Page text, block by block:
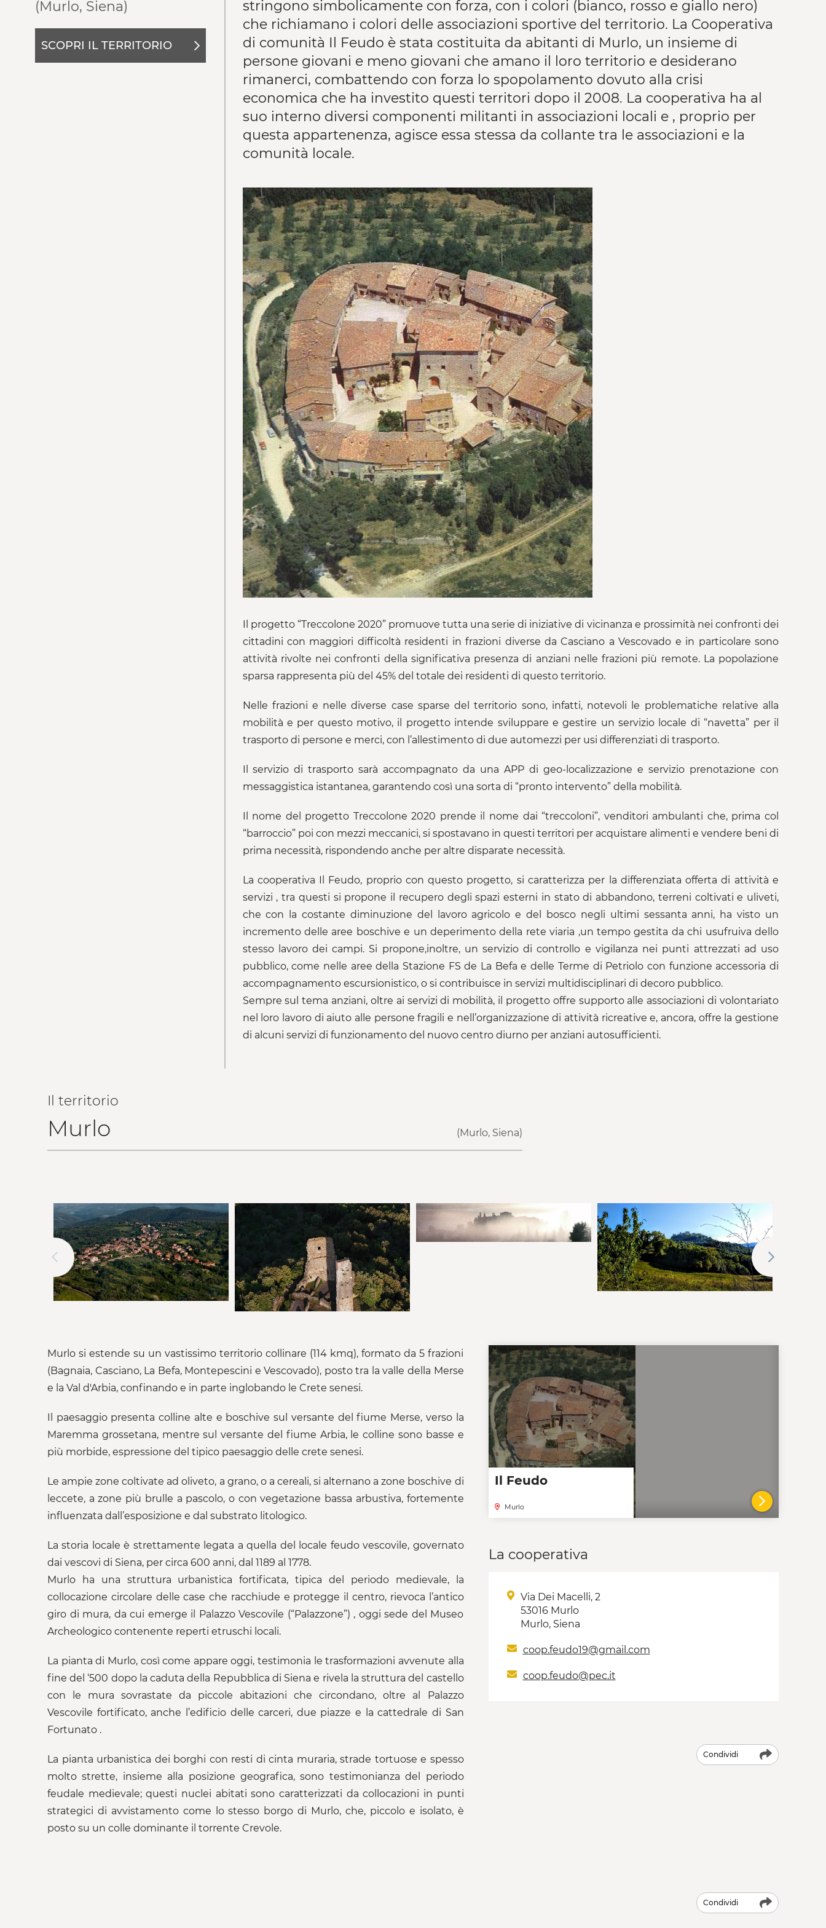
(Murlo, Siena)
SCOPRI IL TERRITORIO
stringono simbolicamente con forza, con i colori (bianco, rosso e giallo nero)
che richiamano i colori delle associazioni sportive del territorio. La Cooperativa
di comunità Il Feudo è stata costituita da abitanti di Murlo, un insieme di
persone giovani e meno giovani che amano il loro territorio e desiderano
rimanerci, combattendo con forza lo spopolamento dovuto alla crisi
economica che ha investito questi territori dopo il 2008. La cooperativa ha al
suo interno diversi componenti militanti in associazioni locali e , proprio per
questa appartenenza, agisce essa stessa da collante tra le associazioni e la
comunità locale.
Il progetto “Treccolone 2020” promuove tutta una serie di iniziative di vicinanza e prossimità nei confronti dei
cittadini con maggiori difficoltà residenti in frazioni diverse da Casciano a Vescovado e in particolare sono
attività rivolte nei confronti della significativa presenza di anziani nelle frazioni più remote. La popolazione
sparsa rappresenta più del 45% del totale dei residenti di questo territorio.
Nelle frazioni e nelle diverse case sparse del territorio sono, infatti, notevoli le problematiche relative alla
mobilità e per questo motivo, il progetto intende sviluppare e gestire un servizio locale di “navetta” per il
trasporto di persone e merci, con l’allestimento di due automezzi per usi differenziati di trasporto.
Il servizio di trasporto sarà accompagnato da una APP di geo-localizzazione e servizio prenotazione con
messaggistica istantanea, garantendo così una sorta di “pronto intervento” della mobilità.
Il nome del progetto Treccolone 2020 prende il nome dai “treccoloni”, venditori ambulanti che, prima col
“barroccio” poi con mezzi meccanici, si spostavano in questi territori per acquistare alimenti e vendere beni di
prima necessità, rispondendo anche per altre disparate necessità.
La cooperativa Il Feudo, proprio con questo progetto, si caratterizza per la differenziata offerta di attività e
servizi , tra questi si propone il recupero degli spazi esterni in stato di abbandono, terreni coltivati e uliveti,
che con la costante diminuzione del lavoro agricolo e del bosco negli ultimi sessanta anni, ha visto un
incremento delle aree boschive e un deperimento della rete viaria ,un tempo gestita da chi usufruiva dello
stesso lavoro dei campi. Si propone,inoltre, un servizio di controllo e vigilanza nei punti attrezzati ad uso
pubblico, come nelle aree della Stazione FS de La Befa e delle Terme di Petriolo con funzione accessoria di
accompagnamento escursionistico, o si contribuisce in servizi multidisciplinari di decoro pubblico.
Sempre sul tema anziani, oltre ai servizi di mobilità, il progetto offre supporto alle associazioni di volontariato
nel loro lavoro di aiuto alle persone fragili e nell’organizzazione di attività ricreative e, ancora, offre la gestione
di alcuni servizi di funzionamento del nuovo centro diurno per anziani autosufficienti.
Il territorio
Murlo (Murlo, Siena)
Murlo si estende su un vastissimo territorio collinare (114 kmq), formato da 5 frazioni
(Bagnaia, Casciano, La Befa, Montepescini e Vescovado), posto tra la valle della Merse
e la Val d'Arbia, confinando e in parte inglobando le Crete senesi.
Il paesaggio presenta colline alte e boschive sul versante del fiume Merse, verso la
Maremma grossetana, mentre sul versante del fiume Arbia, le colline sono basse e
più morbide, espressione del tipico paesaggio delle crete senesi.
Le ampie zone coltivate ad oliveto, a grano, o a cereali, si alternano a zone boschive di
leccete, a zone più brulle a pascolo, o con vegetazione bassa arbustiva, fortemente
influenzata dall’esposizione e dal substrato litologico.
La storia locale è strettamente legata a quella del locale feudo vescovile, governato
dai vescovi di Siena, per circa 600 anni, dal 1189 al 1778.
Murlo ha una struttura urbanistica fortificata, tipica del periodo medievale, la
collocazione circolare delle case che racchiude e protegge il centro, rievoca l’antico
giro di mura, da cui emerge il Palazzo Vescovile (“Palazzone”) , oggi sede del Museo
Archeologico contenente reperti etruschi locali.
La pianta di Murlo, così come appare oggi, testimonia le trasformazioni avvenute alla
fine del ‘500 dopo la caduta della Repubblica di Siena e rivela la struttura del castello
con le mura sovrastate da piccole abitazioni che circondano, oltre al Palazzo
Vescovile fortificato, anche l’edificio delle carceri, due piazze e la cattedrale di San
Fortunato .
La pianta urbanistica dei borghi con resti di cinta muraria, strade tortuose e spesso
molto strette, insieme alla posizione geografica, sono testimonianza del periodo
feudale medievale; questi nuclei abitati sono caratterizzati da collocazioni in punti
strategici di avvistamento come lo stesso borgo di Murlo, che, piccolo e isolato, è
posto su un colle dominante il torrente Crevole.
Il Feudo
Murlo VAI AL
La cooperativa
Via Dei Macelli, 2
53016 Murlo
Murlo, Siena
coop.feudo19@gmail.com
coop.feudo@pec.it
Condividi
Condividi